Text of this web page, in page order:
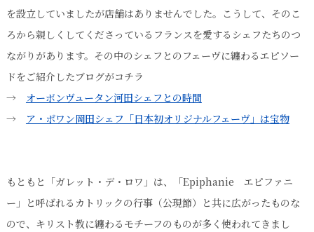
を設立していましたが店舗はありませんでした。こうして、そのこ
ろから親しくしてくださっているフランスを愛するシェフたちのつ
ながりがあります。その中のシェフとのフェーヴに纏わるエピソー
ドをご紹介したブログがコチラ
→
オーボンヴュータン河田シェフとの時間
→
ア・ポワン岡田シェフ「日本初オリジナルフェーヴ」は宝物
もともと「ガレット・デ・ロワ」は、「Epiphanie エピファニ
ー」と呼ばれるカトリックの行事（公現節）と共に広がったものな
ので、キリスト教に纏わるモチーフのものが多く使われてきまし